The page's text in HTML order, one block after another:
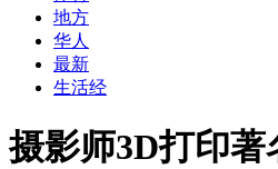
地方
华人
最新
生活经
摄影师3D打印著